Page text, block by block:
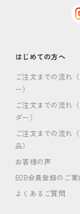
はじめての方へ
ご注文までの流れ
ー）
ご注文までの流れ
ダー）
ご注文までの流れ
品）
お客様の声
B2B会員登録のご案
よくあるご質問